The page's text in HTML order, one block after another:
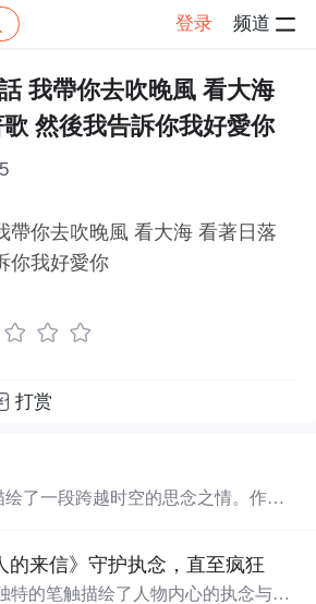
登录 频道
感慨 帖子详情
我帶你去吹晚風 看大海
然後我告訴你我好愛你
帶你去吹晚風 看大海 看著日落
你我好愛你
打赏
了一段跨越时空的思念之情。作者
情感。
的来信》守护执念，直至疯狂
特的笔触描绘了人物内心的执念与疯